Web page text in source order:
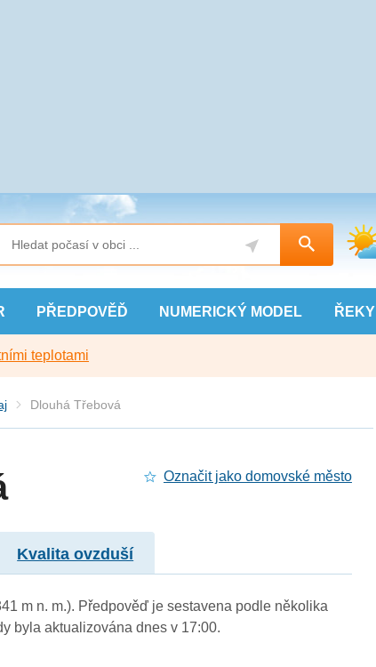
PŘEDPOVĚĎ NUMERICKÝ MODEL ŘEKY
teplotami
Dlouhá Třebová
Označit jako domovské město
Kvalita ovzduší
m n. m.). Předpověď je sestavena podle několika
byla aktualizována dnes v 17:00.